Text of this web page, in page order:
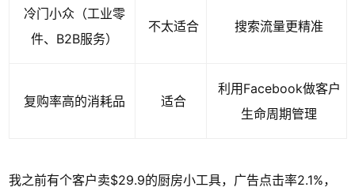
冷门小众（工业零
件、B2B服务）
不太适合 搜索流量更精准
复购率高的消耗品 适合
利用Facebook做客户
生命周期管理
我之前有个客户卖$29.9的厨房小工具，广告点击率2.1%，